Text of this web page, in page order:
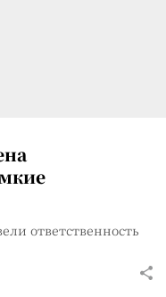
ответственность